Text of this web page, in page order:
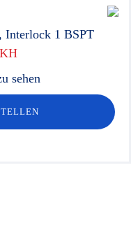
Interlock 1 BSPT
sehen